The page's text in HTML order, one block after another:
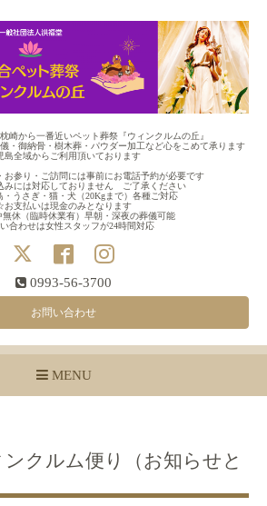
崎から一番近いペット葬祭『ウィンクルムの丘』
・御納骨・樹木葬・パウダー加工など心をこめて承ります
島全域からご利用頂いております
参り・ご訪問には事前にお電話予約が必要です
みには対応しておりません ご了承ください
うさぎ・猫・犬（20Kgまで）各種ご対応
お支払いは現金のみとなります
休（臨時休業有）早朝・深夜の葬儀可能
合わせは女性スタッフが24時間対応
0993-56-3700
お問い合わせ
MENU
クルム便り（お知らせと